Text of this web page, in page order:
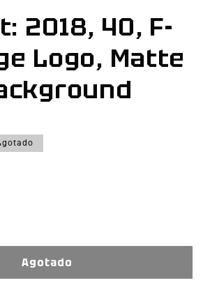
2018, 40, F-
Logo, Matte
Agotado